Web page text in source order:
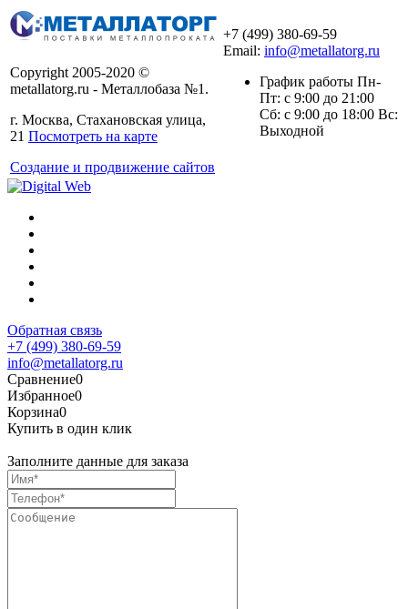
Copyright 2005-2020 ©
metallatorg.ru - Металлобаза №1.
г. Москва, Стахановская улица,
21 Посмотреть на карте
Создание и продвижение сайтов
+7 (499) 380-69-59
Email: info@metallatorg.ru
График работы Пн-
Пт: с 9:00 до 21:00
Сб: с 9:00 до 18:00 Вс:
Выходной
Обратная связь
+7 (499) 380-69-59
info@metallatorg.ru
Сравнение0
Избранное0
Корзина0
Купить в один клик
Заполните данные для заказа